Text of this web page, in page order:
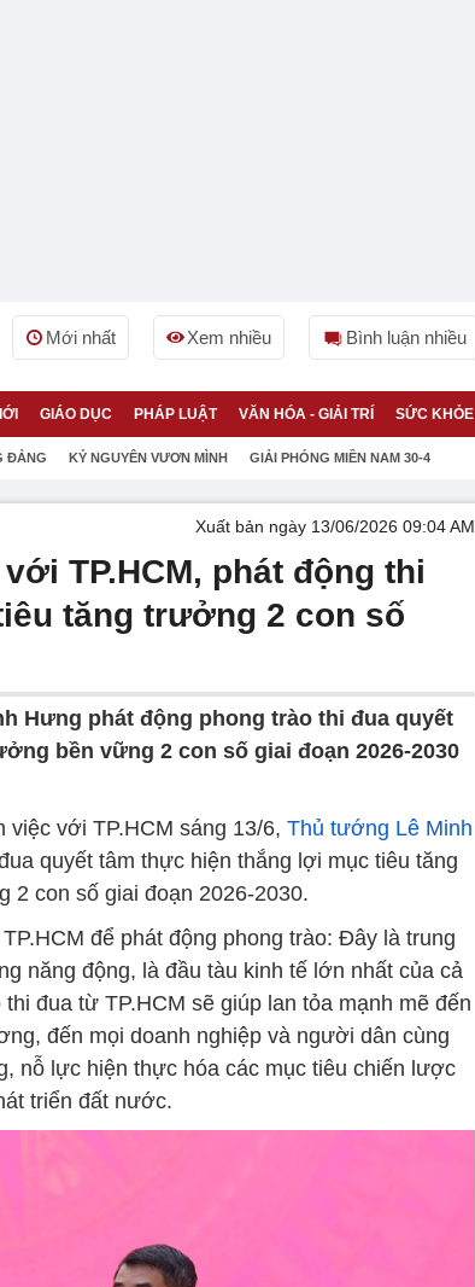
Mới nhất Xem nhiều Bình luận nhiều
GIÁO DỤC PHÁP LUẬT VĂN HÓA - GIẢI TRÍ SỨC KHỎE
ĐẢNG KỶ NGUYÊN VƯƠN MÌNH GIẢI PHÓNG MIỀN NAM 30-4
Xuất bản ngày 13/06/2026 09:04 AM
TP.HCM, phát động thi
tăng trưởng 2 con số
Hưng phát động phong trào thi đua quyết
bền vững 2 con số giai đoạn 2026-2030
việc với TP.HCM sáng 13/6, Thủ tướng Lê Minh
quyết tâm thực hiện thắng lợi mục tiêu tăng
2 con số giai đoạn 2026-2030.
để phát động phong trào: Đây là trung
năng động, là đầu tàu kinh tế lớn nhất của cả
đua từ TP.HCM sẽ giúp lan tỏa mạnh mẽ đến
đến mọi doanh nghiệp và người dân cùng
nỗ lực hiện thực hóa các mục tiêu chiến lược
triển đất nước.